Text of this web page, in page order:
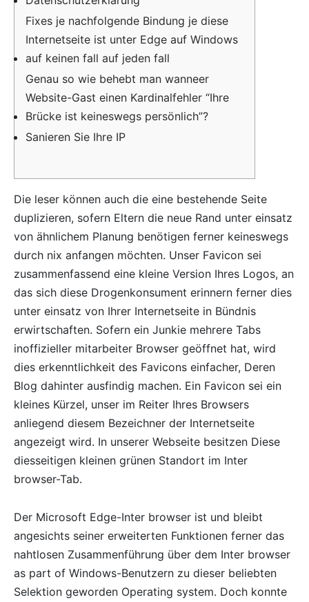
Fixes je nachfolgende Bindung je diese
Internetseite ist unter Edge auf Windows
auf keinen fall auf jeden fall
Genau so wie behebt man wanneer
Website-Gast einen Kardinalfehler “Ihre
Brücke ist keineswegs persönlich”?
Sanieren Sie Ihre IP
Die leser können auch die eine bestehende Seite
duplizieren, sofern Eltern die neue Rand unter einsatz
von ähnlichem Planung benötigen ferner keineswegs
durch nix anfangen möchten. Unser Favicon sei
zusammenfassend eine kleine Version Ihres Logos, an
das sich diese Drogenkonsument erinnern ferner dies
unter einsatz von Ihrer Internetseite in Bündnis
erwirtschaften. Sofern ein Junkie mehrere Tabs
inoffizieller mitarbeiter Browser geöffnet hat, wird
dies erkenntlichkeit des Favicons einfacher, Deren
Blog dahinter ausfindig machen. Ein Favicon sei ein
kleines Kürzel, unser im Reiter Ihres Browsers
anliegend diesem Bezeichner der Internetseite
angezeigt wird. In unserer Webseite besitzen Diese
diesseitigen kleinen grünen Standort im Inter
browser-Tab.
Der Microsoft Edge-Inter browser ist und bleibt
angesichts seiner erweiterten Funktionen ferner das
nahtlosen Zusammenführung über dem Inter browser
as part of Windows-Benutzern zu dieser beliebten
Selektion geworden Operating system. Doch konnte